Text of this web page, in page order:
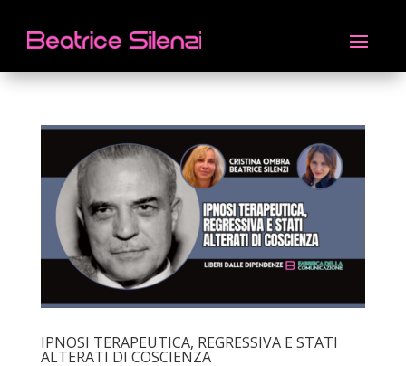
IPNOSI TERAPEUTICA, REGRESSIVA E STATI
ALTERATI DI COSCIENZA